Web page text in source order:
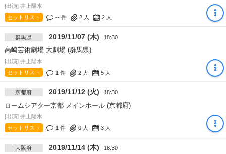
[出演] 井上陽水
セットリスト
-- 件 2人 2人
群馬県 2019/11/07 (木) 18:30
高崎芸術劇場 大劇場 (群馬県)
[出演] 井上陽水
セットリスト
1 件 2人 5人
京都府 2019/11/12 (火) 18:30
ロームシアター京都 メインホール (京都府)
[出演] 井上陽水
セットリスト
1 件 0人 3人
大阪府 2019/11/14 (木) 18:30